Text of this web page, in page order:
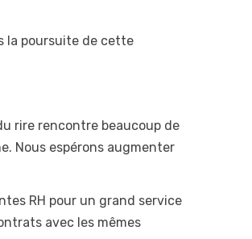
la poursuite de cette
rire rencontre beaucoup de
Nous espérons augmenter
RH pour un grand service
avec les mêmes